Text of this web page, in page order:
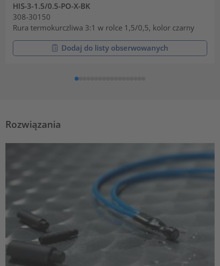
HIS-3-1.5/0.5-PO-X-BK
308-30150
Rura termokurczliwa 3:1 w rolce 1,5/0,5, kolor czarny
Dodaj do listy obserwowanych
Rozwiązania